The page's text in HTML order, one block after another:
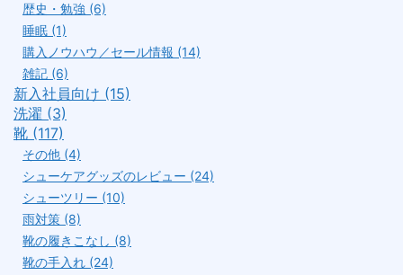
歴史・勉強 (6)
睡眠 (1)
購入ノウハウ／セール情報 (14)
雑記 (6)
新入社員向け (15)
洗濯 (3)
靴 (117)
その他 (4)
シューケアグッズのレビュー (24)
シューツリー (10)
雨対策 (8)
靴の履きこなし (8)
靴の手入れ (24)